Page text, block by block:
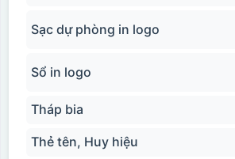
Sạc dự phòng in logo
Sổ in logo
Tháp bia
Thẻ tên, Huy hiệu